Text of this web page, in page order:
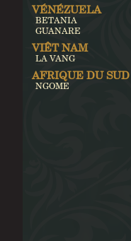
VÉNÉZUELA
BETANIA
GUANARE
VIÊT NAM
LA VANG
AFRIQUE DU SUD
NGOME